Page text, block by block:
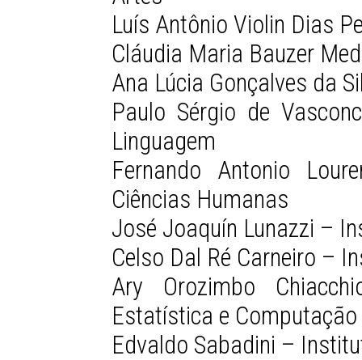
Luís Antônio Violin Dias
Cláudia Maria Bauzer
Ana Lúcia Gonçalves da
Paulo Sérgio de
Linguagem
Fernando Antonio
Ciências Humanas
José Joaquín Lunazzi –
Celso Dal Ré Carneiro –
Ary Orozimbo
Estatística e
Edvaldo Sabadini –